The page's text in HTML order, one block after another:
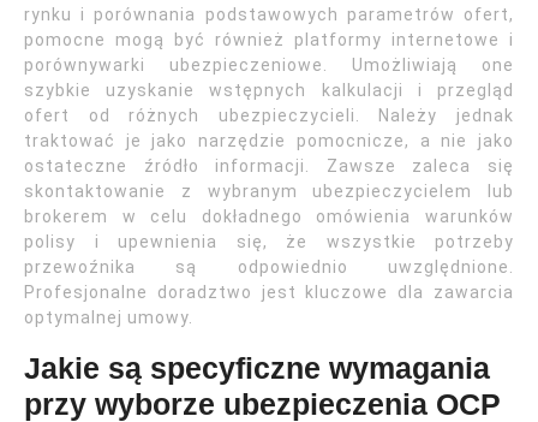
rynku i porównania podstawowych parametrów ofert,
pomocne mogą być również platformy internetowe i
porównywarki ubezpieczeniowe. Umożliwiają one
szybkie uzyskanie wstępnych kalkulacji i przegląd
ofert od różnych ubezpieczycieli. Należy jednak
traktować je jako narzędzie pomocnicze, a nie jako
ostateczne źródło informacji. Zawsze zaleca się
skontaktowanie z wybranym ubezpieczycielem lub
brokerem w celu dokładnego omówienia warunków
polisy i upewnienia się, że wszystkie potrzeby
przewoźnika są odpowiednio uwzględnione.
Profesjonalne doradztwo jest kluczowe dla zawarcia
optymalnej umowy.
Jakie są specyficzne wymagania
przy wyborze ubezpieczenia OCP